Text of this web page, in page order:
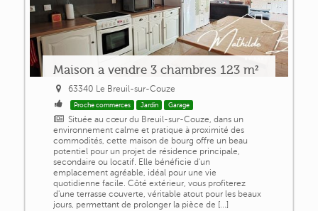
Maison a vendre 3 chambres 123 m²
63340 Le Breuil-sur-Couze
Proche commerces Jardin Garage
Située au cœur du Breuil-sur-Couze, dans un
environnement calme et pratique à proximité des
commodités, cette maison de bourg offre un beau
potentiel pour un projet de résidence principale,
secondaire ou locatif. Elle bénéficie d'un
emplacement agréable, idéal pour une vie
quotidienne facile. Côté extérieur, vous profiterez
d'une terrasse couverte, véritable atout pour les beaux
jours, permettant de prolonger la pièce de [...]